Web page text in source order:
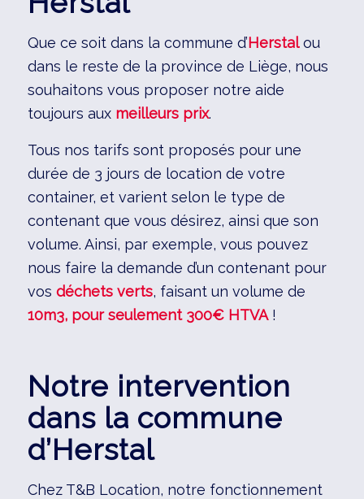
Que ce soit dans la commune d’Herstalou
dans le reste de la province de Liège, nous
souhaitons vous proposer notre aide
toujours aux meilleurs prix.
Tous nos tarifs sont proposés pour une
durée de 3 jours de location de votre
container, et varient selon le type de
contenant que vous désirez, ainsi que son
volume. Ainsi, par exemple, vous pouvez
nous faire la demande d’un contenant pour
vos déchets verts, faisant un volume de
10m3, pour seulement 300€ HTVA!
Notre intervention
dans la commune
d’Herstal
Chez T&B Location, notre fonctionnement